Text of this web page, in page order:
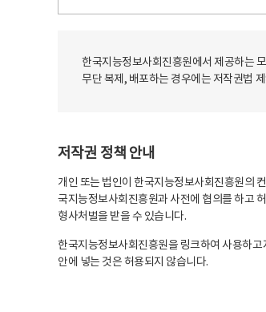
한국지능정보사회진흥원에서 제공하는
무단 복제, 배포하는 경우에는 저작권법
저작권 정책 안내
개인 또는 법인이 한국지능정보사회진흥원의
국지능정보사회진흥원과 사전에 협의를 하고
형사처벌을 받을 수 있습니다.
한국지능정보사회진흥원을 링크하여 사용하
안에 넣는 것은 허용되지 않습니다.